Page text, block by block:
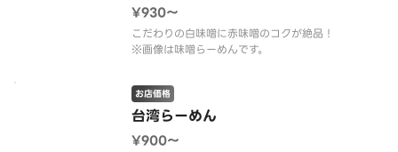
¥930〜
こだわりの白味噌に赤味噌のコクが絶品！
※画像は味噌らーめんです。
台湾らーめん
お店価格
¥900〜